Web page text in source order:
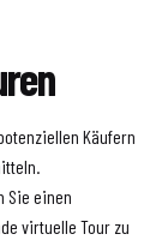
Käufern
Sie einen
virtuelle Tour zu